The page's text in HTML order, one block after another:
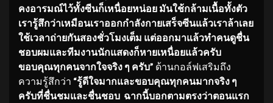
คงอารมณ์ไว้ทั้งซีนก็เหนื่อยหน่อย มันใช้กล้ามเนื้อทั้งตัว
เรารู้สึกว่าเหมือนเราออกกำลังกายเสร็จซีนแล้วเราล้าเลย
ใช้เวลาถ่ายกันสองชั่วโมงเต็ม แต่ออกมาแล้วทำคนดูชื่น
ชอบผมและทีมงานนักแสดงก็หายเหนื่อยแล้วครับ
ขอบคุณทุกคนจากใจจริง ๆ ครับ” ด้านกอล์ฟเสริมถึง
ความรู้สึกว่า “รู้ดีใจมากและขอบคุณทุกคนมากจริง ๆ
ครับที่ชื่นชมและชื่นชอบ ฉากนี้บอกตามตรงว่าตอนแรก